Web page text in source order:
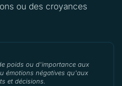
ou des croyances
poids ou d'importance aux
émotions négatives qu'aux
et décisions.